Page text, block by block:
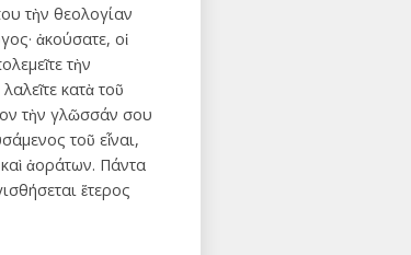
τὴν θεολογίαν
ἀκούσατε, οἱ
τὴν
κατὰ τοῦ
τὴν γλῶσσάν σου
τοῦ εἶναι,
ἀοράτων. Πάντα
ἕτερος